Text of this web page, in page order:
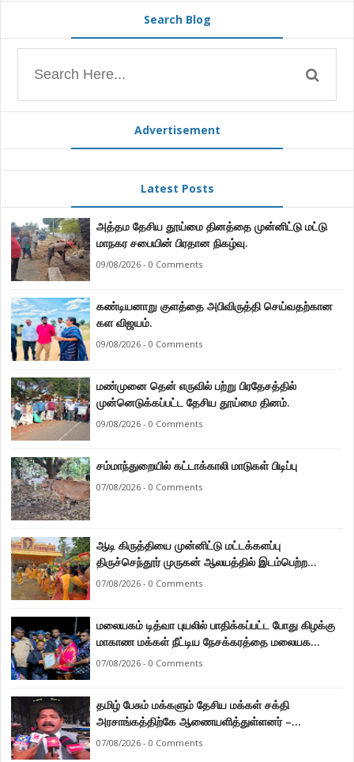
Search Blog
Advertisement
Latest Posts
அத்தம தேசிய தூய்மை தினத்தை முன்னிட்டு மட்டு
மாநகர சபையின் பிரதான நிகழ்வு.
09/08/2026 - 0 Comments
கண்டியனாறு குளத்தை அபிவிருத்தி செய்வதற்கான
கள விஜயம்.
09/08/2026 - 0 Comments
மண்முனை தென் எருவில் பற்று பிரதேசத்தில்
முன்னெடுக்கப்பட்ட தேசிய தூய்மை தினம்.
09/08/2026 - 0 Comments
சம்மாந்துறையில் கட்டாக்காலி மாடுகள் பிடிப்பு
07/08/2026 - 0 Comments
ஆடி கிருத்தியை முன்னிட்டு மட்டக்களப்பு
திருச்செந்தூர் முருகன் ஆலயத்தில் இடம்பெற்ற
பால்குட பவனி 1008 சங்கா ஆபிஷேக நிகழ்வு.
07/08/2026 - 0 Comments
மலையகம் டித்வா புயலில் பாதிக்கப்பட்ட போது கிழக்கு
மாகாண மக்கள் நீட்டிய நேசக்கரத்தை மலையக
மக்கள் ஒருபோதும் மறக்கமாட்டார்கள் : நுவரெலியா
07/08/2026 - 0 Comments
தமிழ் பேசும் மக்களும் தேசிய மக்கள் சக்தி
அரசாங்கத்திற்கே ஆணையளித்துள்ளனர் –
கடற்றொழில் அமைச்சர் இராமலிங்கம் சந்திரசேகர்
07/08/2026 - 0 Comments